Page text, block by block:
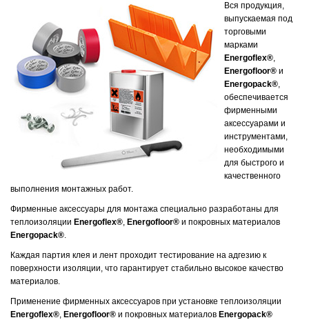
Вся продукция,
выпускаемая под
торговыми
марками
Energoflex®,
Energofloor® и
Energopack®,
обеспечивается
фирменными
аксессуарами и
инструментами,
необходимыми
для быстрого и
качественного
выполнения монтажных работ.
Фирменные аксессуары для монтажа специально разработаны для
теплоизоляции Energoflex®, Energofloor® и покровных материалов
Energopack®.
Каждая партия клея и лент проходит тестирование на адгезию к
поверхности изоляции, что гарантирует стабильно высокое качество
материалов.
Применение фирменных аксессуаров при установке теплоизоляции
Energoflex®, Energofloor® и покровных материалов Energopack®